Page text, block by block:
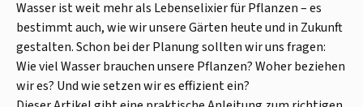
Wasser ist weit mehr als Lebenselixier für Pflanzen – es
bestimmt auch, wie wir unsere Gärten heute und in Zukunft
gestalten. Schon bei der Planung sollten wir uns fragen:
Wie viel Wasser brauchen unsere Pflanzen? Woher beziehen
wir es? Und wie setzen wir es effizient ein?